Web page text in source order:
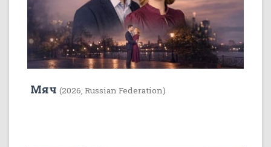
Мяч (2026, Russian Federation)